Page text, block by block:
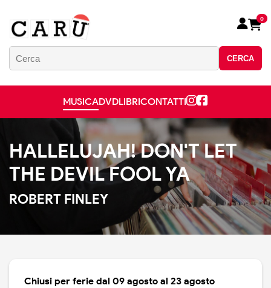
CERCA
0
MUSICADVDLIBRICONTATTI
HALLELUJAH! DON'T LET
THE DEVIL FOOL YA
ROBERT FINLEY
Chiusi per ferie dal 09 agosto al 23 agosto